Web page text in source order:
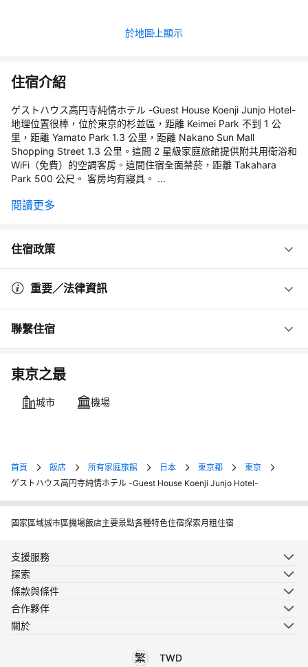
於地圖上顯示
住宿介紹
ゲストハウス高円寺純情ホテル -Guest House Koenji Junjo Hotel-
地理位置很棒，位於東京的杉並區，距離 Keimei Park 不到 1 公
里，距離 Yamato Park 1.3 公里，距離 Nakano Sun Mall
Shopping Street 1.3 公里。這間 2 星級家庭旅館提供附共用衛浴和
WiFi（免費）的空調客房。這間住宿全面禁菸，距離 Takahara
Park 500 公尺。 客房均有寢具。 ...
閱讀更多
住宿政策
重要／法律資訊
聯繫住宿
東京之最
城市 機場
首頁 飯店 所有家庭旅館 日本 東京都
東京
ゲストハウス高円寺純情ホテル -Guest House Koenji Junjo Hotel-
國家區域城市區機場飯店主要景點各種特色住宿探索月租住宿
支援服務
探索
條款與條件
合作夥伴
關於
選擇您使用的語言
TWD
選擇您使用的貨幣